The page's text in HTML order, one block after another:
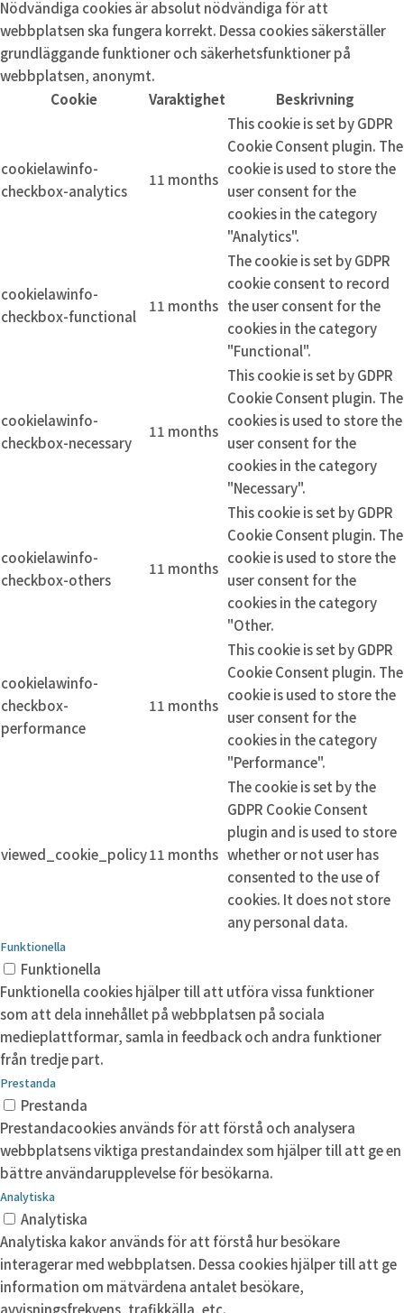
Nödvändiga cookies är absolut nödvändiga för att
webbplatsen ska fungera korrekt. Dessa cookies säkerställer
grundläggande funktioner och säkerhetsfunktioner på
webbplatsen, anonymt.
Cookie
Varaktighet Beskrivning
cookielawinfo-
checkbox-analytics
11 months
This cookie is set by GDPR
Cookie Consent plugin. The
cookie is used to store the
user consent for the
cookies in the category
"Analytics".
cookielawinfo-
checkbox-functional
11 months
The cookie is set by GDPR
cookie consent to record
the user consent for the
cookies in the category
"Functional".
cookielawinfo-
checkbox-necessary
11 months
This cookie is set by GDPR
Cookie Consent plugin. The
cookies is used to store the
user consent for the
cookies in the category
"Necessary".
cookielawinfo-
checkbox-others
11 months
This cookie is set by GDPR
Cookie Consent plugin. The
cookie is used to store the
user consent for the
cookies in the category
"Other.
cookielawinfo-
checkbox-
performance
11 months
This cookie is set by GDPR
Cookie Consent plugin. The
cookie is used to store the
user consent for the
cookies in the category
"Performance".
viewed_cookie_policy11 months
The cookie is set by the
GDPR Cookie Consent
plugin and is used to store
whether or not user has
consented to the use of
cookies. It does not store
any personal data.
Funktionella
Funktionella
Funktionella cookies hjälper till att utföra vissa funktioner
som att dela innehållet på webbplatsen på sociala
medieplattformar, samla in feedback och andra funktioner
från tredje part.
Prestanda
Prestanda
Prestandacookies används för att förstå och analysera
webbplatsens viktiga prestandaindex som hjälper till att ge en
bättre användarupplevelse för besökarna.
Analytiska
Analytiska
Analytiska kakor används för att förstå hur besökare
interagerar med webbplatsen. Dessa cookies hjälper till att ge
information om mätvärdena antalet besökare,
avvisningsfrekvens, trafikkälla, etc.